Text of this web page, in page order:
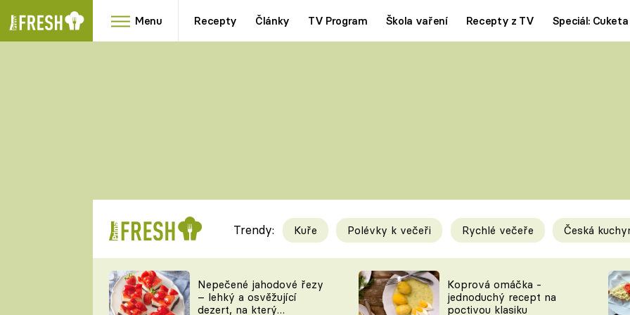
Menu Recepty Články TV Program Škola vaření Recepty z TV Speciál: Cuketa
RYCHLOVKY
Videorecepty
TEĎ VAŘÍ ŠÉF!
Tipy a triky
KAM ZA JÍDLEM
Trendy: Kuře Polévky k večeři Rychlé večeře Česká
Nepečené jahodové řezy
– lehký a osvěžující
dezert, na který
Koprová omáčka -
jednoduchý recept na
poctivou klasiku